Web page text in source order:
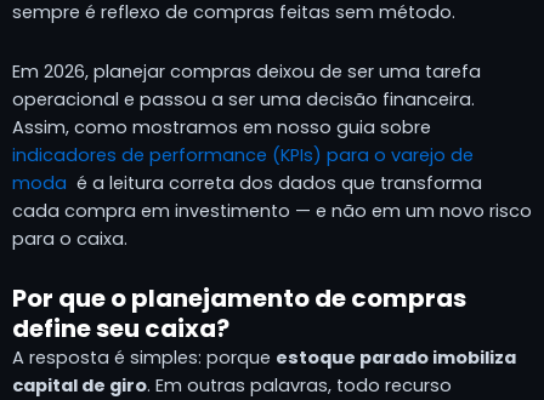
sempre é reflexo de compras feitas sem método.
Em 2026, planejar compras deixou de ser uma tarefa
operacional e passou a ser uma decisão financeira.
Assim, como mostramos em nosso guia sobre
indicadores de performance (KPIs) para o varejo de
moda é a leitura correta dos dados que transforma
cada compra em investimento — e não em um novo risco
para o caixa.
Por que o planejamento de compras
define seu caixa?
A resposta é simples: porque estoque parado imobiliza
capital de giro. Em outras palavras, todo recurso